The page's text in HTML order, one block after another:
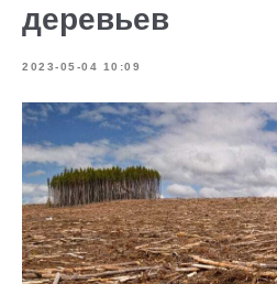
деревьев
2023-05-04 10:09